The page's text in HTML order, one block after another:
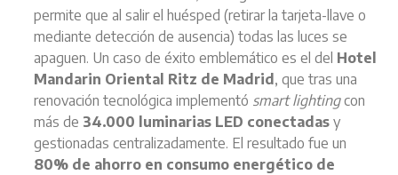
permite que al salir el huésped (retirar la tarjeta-llave o
mediante detección de ausencia) todas las luces se
apaguen. Un caso de éxito emblemático es el del Hotel
Mandarin Oriental Ritz de Madrid , que tras una
renovación tecnológica implementó smart lightingcon
más de 34.000 luminarias LED conectadasy
gestionadas centralizadamente. El resultado fue un
80% de ahorro en consumo energético de